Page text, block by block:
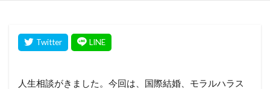
人生相談がきました。今回は、国際結婚、モラルハラス